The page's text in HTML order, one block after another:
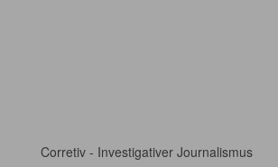
Corretiv - Investigativer Journalismus